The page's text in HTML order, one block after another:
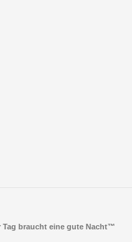
Tag braucht eine gute Nacht™